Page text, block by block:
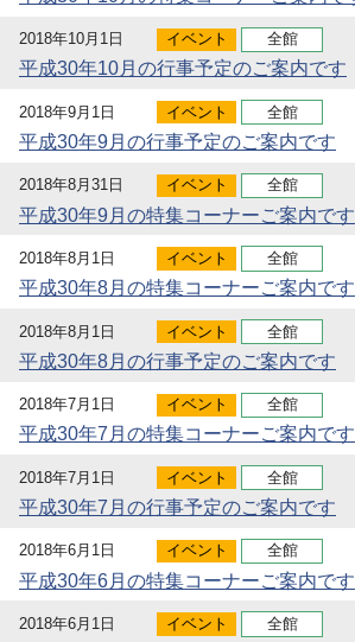
2018年10月1日 イベント 全館
平成30年10月の行事予定のご案内です
2018年9月1日 イベント 全館
平成30年9月の行事予定のご案内です
2018年8月31日 イベント 全館
平成30年9月の特集コーナーご案内です
2018年8月1日 イベント 全館
平成30年8月の特集コーナーご案内です
2018年8月1日 イベント 全館
平成30年8月の行事予定のご案内です
2018年7月1日 イベント 全館
平成30年7月の特集コーナーご案内です
2018年7月1日 イベント 全館
平成30年7月の行事予定のご案内です
2018年6月1日 イベント 全館
平成30年6月の特集コーナーご案内です
2018年6月1日 イベント 全館